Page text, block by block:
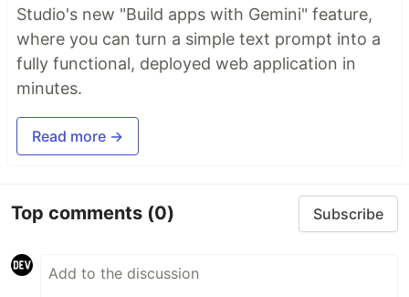
Studio's new "Build apps with Gemini" feature,
where you can turn a simple text prompt into a
fully functional, deployed web application in
minutes.
Read more →
Top comments (0) Subscribe